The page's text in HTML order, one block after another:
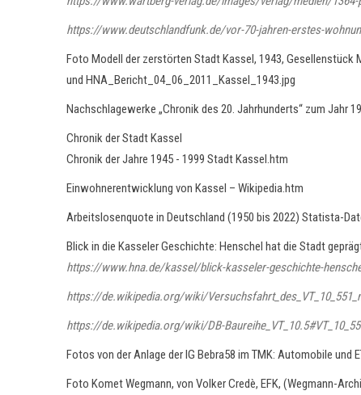
https://www.deutschlandfunk.de/vor-70-jahren-erstes-
Foto Modell der zerstörten Stadt Kassel, 1943, Gesellenstück
und HNA_Bericht_04_06_2011_Kassel_1943.jpg
Nachschlagewerke „Chronik des 20. Jahrhunderts“ zum Jahr
Chronik der Stadt Kassel
Chronik der Jahre 1945 - 1999 Stadt Kassel.htm
Einwohnerentwicklung von Kassel – Wikipedia.htm
Arbeitslosenquote in Deutschland (1950 bis 2022) Statista-
Blick in die Kasseler Geschichte: Henschel hat die Stadt
https://www.hna.de/kassel/blick-kasseler-geschichte-
https://de.wikipedia.org/wiki/
https://de.wikipedia.org/wiki/DB-
Fotos von der Anlage der IG Bebra58 im TMK: Automobile und
Foto Komet Wegmann, von Volker Credè, EFK, (Wegmann-